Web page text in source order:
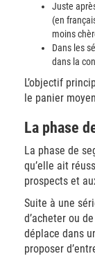
Juste
(en
moins
Dans les
dans la
L’objectif
le panier
La phase
La phase de
qu’elle ait
prospects et
Suite à une
d’acheter ou
déplace dans
proposer